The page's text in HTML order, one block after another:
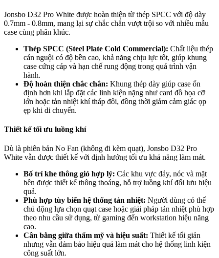
Jonsbo D32 Pro White được hoàn thiện từ thép SPCC với độ dày
0.7mm - 0.8mm, mang lại sự chắc chắn vượt trội so với nhiều mẫu
case cùng phân khúc.
Thép SPCC (Steel Plate Cold Commercial): Chất liệu thép
cán nguội có độ bền cao, khả năng chịu lực tốt, giúp khung
case cứng cáp và hạn chế rung động trong quá trình vận
hành.
Độ hoàn thiện chắc chắn: Khung thép dày giúp case ổn
định hơn khi lắp đặt các linh kiện nặng như card đồ họa cỡ
lớn hoặc tản nhiệt khí tháp đôi, đồng thời giảm cảm giác ọp
ẹp khi di chuyển.
Thiết kế tối ưu luồng khí
Dù là phiên bản No Fan (không đi kèm quạt), Jonsbo D32 Pro
White vẫn được thiết kế với định hướng tối ưu khả năng làm mát.
Bố trí khe thông gió hợp lý: Các khu vực đáy, nóc và mặt
bên được thiết kế thông thoáng, hỗ trợ luồng khí đối lưu hiệu
quả.
Phù hợp tùy biến hệ thống tản nhiệt: Người dùng có thể
chủ động lựa chọn quạt case hoặc giải pháp tản nhiệt phù hợp
theo nhu cầu sử dụng, từ gaming đến workstation hiệu năng
cao.
Cân bằng giữa thẩm mỹ và hiệu suất: Thiết kế tối giản
nhưng vẫn đảm bảo hiệu quả làm mát cho hệ thống linh kiện
công suất lớn.